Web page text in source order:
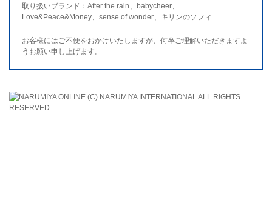
取り扱いブランド：After the rain、babycheer、
Love&Peace&Money、sense of wonder、キリンのソフィ
お客様にはご不便をおかけいたしますが、何卒ご理解いただきますよ
うお願い申し上げます。